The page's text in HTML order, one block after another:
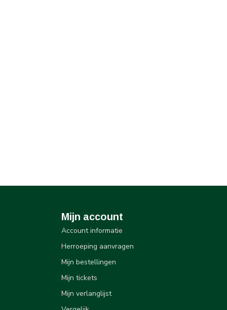
Mijn account
Account informatie
Herroeping aanvragen
Mijn bestellingen
Mijn tickets
Mijn verlanglijst